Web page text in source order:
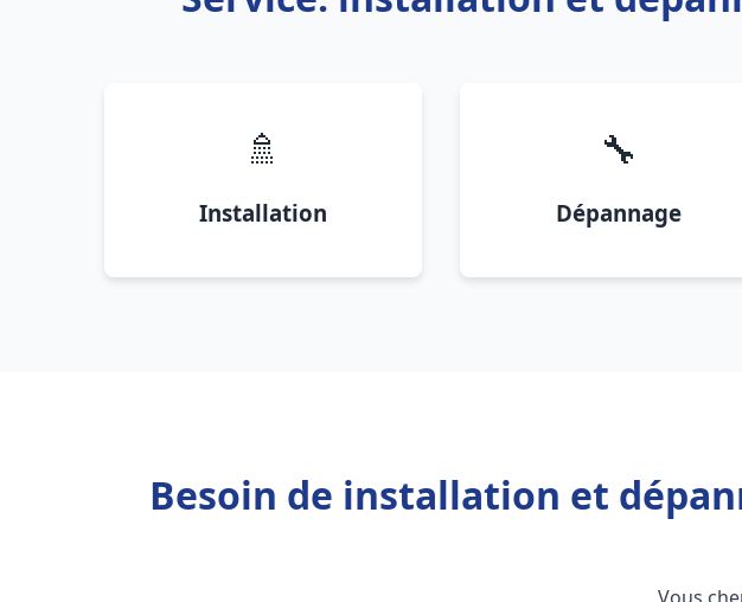
🚿
Installation
🔧
Dépannage
Besoin de installation et